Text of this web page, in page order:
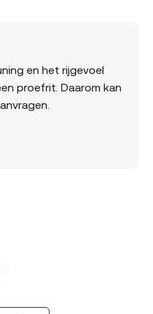
en het rijgevoel
proefrit. Daarom kan